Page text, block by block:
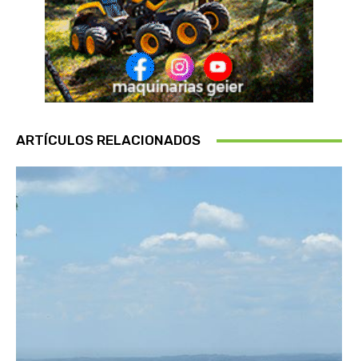
ARTÍCULOS RELACIONADOS